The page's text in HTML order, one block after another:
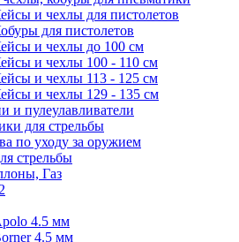
и чехлы для пистолетов
для пистолетов
и чехлы до 100 см
и чехлы 100 - 110 см
и чехлы 113 - 125 см
и чехлы 129 - 135 см
и пулеулавливатели
для стрельбы
по уходу за оружием
стрельбы
Газ
4.5 мм
4.5 мм